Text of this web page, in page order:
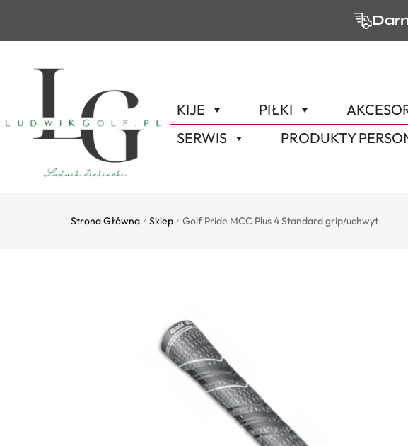
KIJE PIŁKI
SERWIS
PRODUKTY
Strona Główna / Sklep / Golf Pride MCC Plus 4 Standard grip/uchwyt